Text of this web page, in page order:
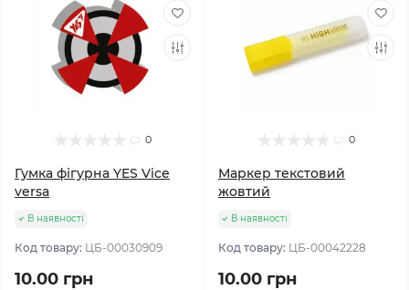
0
Гумка фігурна YES Vice
versa
В наявності
Код товару: ЦБ-00030909
10.00 грн
0
Маркер текстовий
жовтий
В наявності
Код товару: ЦБ-00042228
10.00 грн